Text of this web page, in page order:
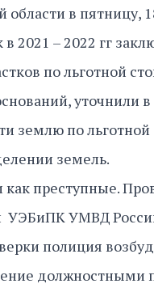
в пятницу,
2021 – 2022 гг
по льготной
уточнили
землю по
земель.
преступные.
УЭБиПК УМВД
полиция